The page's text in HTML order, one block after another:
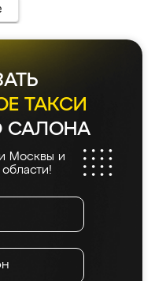
ТАКСИ
САЛОНА
Москвы и